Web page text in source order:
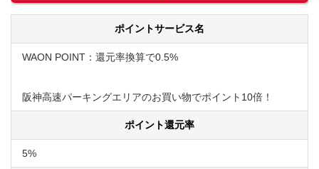
ポイントサービス名
WAON POINT：還元率換算で0.5%
阪神高速パーキングエリアのお買い物でポイント10倍！
ポイント還元率
5%